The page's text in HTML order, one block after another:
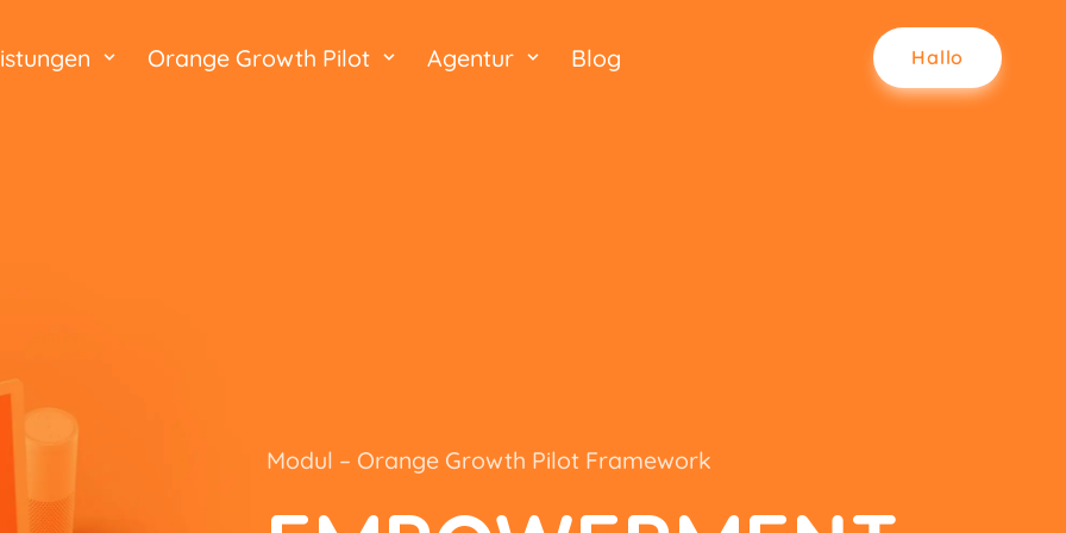
Orange Growth Pilot Agentur Blog Hallo
Modul – Orange Growth Pilot Framework